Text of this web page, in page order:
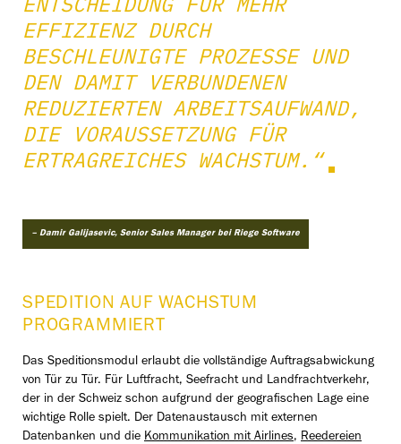
EFFIZIENZ DURCH
BESCHLEUNIGTE PROZESSE UND
DEN DAMIT VERBUNDENEN
REDUZIERTEN ARBEITSAUFWAND,
DIE VORAUSSETZUNG FÜR
ERTRAGREICHES WACHSTUM.“
– Damir Galijasevic, Senior Sales Manager bei Riege Software
SPEDITION AUF WACHSTUM
PROGRAMMIERT
Das Speditionsmodul erlaubt die vollständige Auftragsabwickung
von Tür zu Tür. Für Luftfracht, Seefracht und Landfrachtverkehr,
der in der Schweiz schon aufgrund der geografischen Lage eine
wichtige Rolle spielt. Der Datenaustausch mit externen
Datenbanken und die Kommunikation mit Airlines, Reedereien